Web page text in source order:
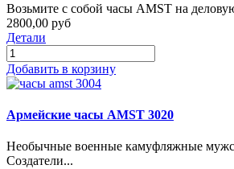
Возьмите с собой часы AMST на
2800,00 руб
Детали
Добавить в корзину
Армейские часы AMST 3020
Необычные военные камуфляжные
Создатели...